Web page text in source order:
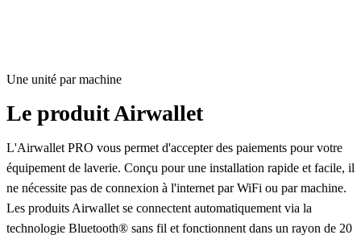
Une unité par machine
Le produit Airwallet
L'Airwallet PRO vous permet d'accepter des paiements pour votre
équipement de laverie. Conçu pour une installation rapide et facile, il
ne nécessite pas de connexion à l'internet par WiFi ou par machine.
Les produits Airwallet se connectent automatiquement via la
technologie Bluetooth® sans fil et fonctionnent dans un rayon de 20